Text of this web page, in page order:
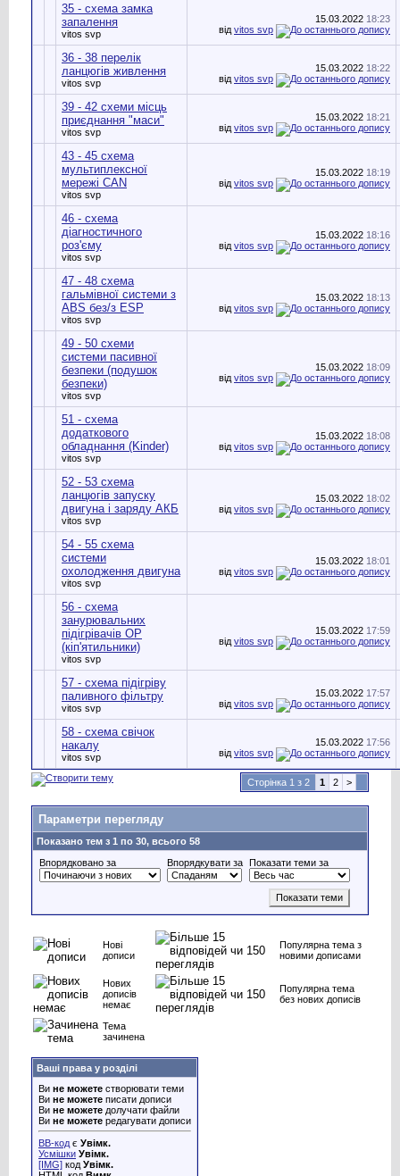
35 - схема замка
запалення
vitos svp
15.03.2022 18:23
від vitos svp
36 - 38 перелік
ланцюгів живлення
vitos svp
15.03.2022 18:22
від vitos svp
39 - 42 схеми місць
приєднання "маси"
vitos svp
15.03.2022 18:21
від vitos svp
43 - 45 схема
мультиплексної
мережі CAN
vitos svp
15.03.2022 18:19
від vitos svp
46 - схема
діагностичного
роз'єму
vitos svp
15.03.2022 18:16
від vitos svp
47 - 48 схема
гальмівної системи з
ABS без/з ESP
vitos svp
15.03.2022 18:13
від vitos svp
49 - 50 схеми
системи пасивної
безпеки (подушок
безпеки)
vitos svp
15.03.2022 18:09
від vitos svp
51 - схема
додаткового
обладнання (Kinder)
vitos svp
15.03.2022 18:08
від vitos svp
52 - 53 схема
ланцюгів запуску
двигуна і заряду АКБ
vitos svp
15.03.2022 18:02
від vitos svp
54 - 55 схема
системи
охолодження двигуна
vitos svp
15.03.2022 18:01
від vitos svp
56 - схема
занурювальних
підігрівачів ОР
(кіп'ятильники)
vitos svp
15.03.2022 17:59
від vitos svp
57 - схема підігріву
паливного фільтру
vitos svp
15.03.2022 17:57
від vitos svp
58 - схема свічок
накалу
vitos svp
15.03.2022 17:56
від vitos svp
Сторінка 1 з 2 1 2 >
Параметри перегляду
Показано тем з 1 по 30, всього 58
Впорядковано за
Впорядкувати за Показати теми за
Нові
дописи
Популярна тема з
новими дописами
Нових
дописів
немає
Популярна тема
без нових дописів
Тема
зачинена
Ваші права у розділі
Ви не можете створювати теми
Ви не можете писати дописи
Ви не можете долучати файли
Ви не можете редагувати дописи
BB-код є Увімк.
Усмішки Увімк.
[IMG] код Увімк.